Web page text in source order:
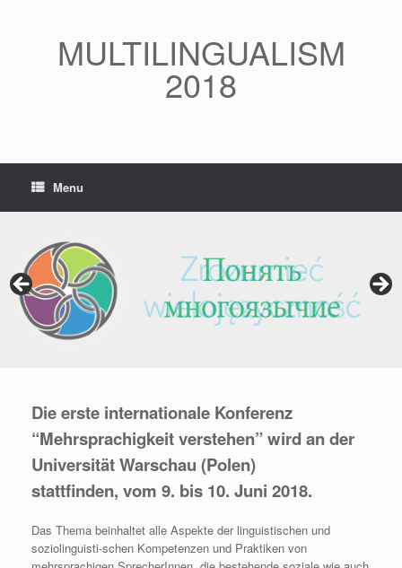
MULTILINGUALISM
2018
Menu
Die erste internationale Konferenz
“Mehrsprachigkeit verstehen” wird an der
Universität Warschau (Polen)
stattfinden, vom 9. bis 10. Juni 2018.
Das Thema beinhaltet alle Aspekte der linguistischen und
soziolinguisti-schen Kompetenzen und Praktiken von